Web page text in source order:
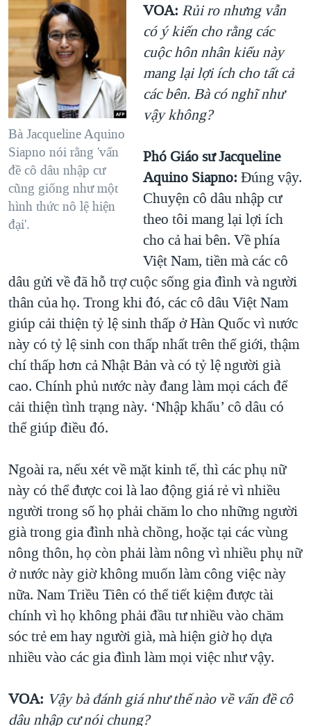
Bà Jacqueline Aquino
Siapno nói rằng 'vấn
đề cô dâu nhập cư
cũng giống như một
hình thức nô lệ hiện
đại'.
VOA: Rủi ro nhưng vẫn
có ý kiến cho rằng các
cuộc hôn nhân kiểu này
mang lại lợi ích cho tất cả
các bên. Bà có nghĩ như
vậy không?
Phó Giáo sư Jacqueline
Aquino Siapno: Đúng vậy.
Chuyện cô dâu nhập cư
theo tôi mang lại lợi ích
cho cả hai bên. Về phía
Việt Nam, tiền mà các cô
dâu gửi về đã hỗ trợ cuộc sống gia đình và người
thân của họ. Trong khi đó, các cô dâu Việt Nam
giúp cải thiện tỷ lệ sinh thấp ở Hàn Quốc vì nước
này có tỷ lệ sinh con thấp nhất trên thế giới, thậm
chí thấp hơn cả Nhật Bản và có tỷ lệ người già
cao. Chính phủ nước này đang làm mọi cách để
cải thiện tình trạng này. ‘Nhập khẩu’ cô dâu có
thể giúp điều đó.
Ngoài ra, nếu xét về mặt kinh tế, thì các phụ nữ
này có thể được coi là lao động giá rẻ vì nhiều
người trong số họ phải chăm lo cho những người
già trong gia đình nhà chồng, hoặc tại các vùng
nông thôn, họ còn phải làm nông vì nhiều phụ nữ
ở nước này giờ không muốn làm công việc này
nữa. Nam Triều Tiên có thể tiết kiệm được tài
chính vì họ không phải đầu tư nhiều vào chăm
sóc trẻ em hay người già, mà hiện giờ họ dựa
nhiều vào các gia đình làm mọi việc như vậy.
VOA: Vậy bà đánh giá như thế nào về vấn đề cô
dâu nhập cư nói chung?